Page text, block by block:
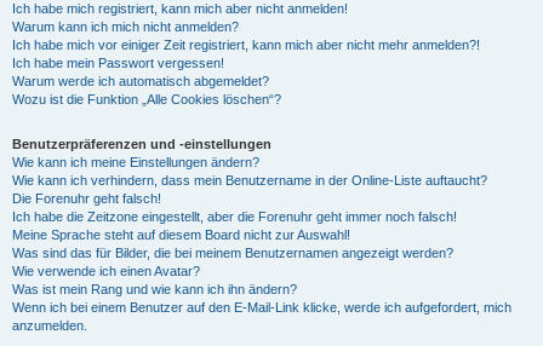
Ich habe mich registriert, kann mich aber nicht anmelden!
Warum kann ich mich nicht anmelden?
Ich habe mich vor einiger Zeit registriert, kann mich aber nicht mehr anmelden?!
Ich habe mein Passwort vergessen!
Warum werde ich automatisch abgemeldet?
Wozu ist die Funktion „Alle Cookies löschen“?
Benutzerpräferenzen und -einstellungen
Wie kann ich meine Einstellungen ändern?
Wie kann ich verhindern, dass mein Benutzername in der Online-Liste auftaucht?
Die Forenuhr geht falsch!
Ich habe die Zeitzone eingestellt, aber die Forenuhr geht immer noch falsch!
Meine Sprache steht auf diesem Board nicht zur Auswahl!
Was sind das für Bilder, die bei meinem Benutzernamen angezeigt werden?
Wie verwende ich einen Avatar?
Was ist mein Rang und wie kann ich ihn ändern?
Wenn ich bei einem Benutzer auf den E-Mail-Link klicke, werde ich aufgefordert, mich
anzumelden.